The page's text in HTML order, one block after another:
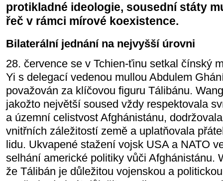
protikladné ideologie, sousední státy
řeč v rámci mírové koexistence.
Bilaterální jednání na nejvyšší úrovni
28. července se v Tchien-ťinu setkal čínský
Yi s delegací vedenou mullou Abdulem
považován za klíčovou figuru Tálibánu.
jakožto největší soused vždy respektovala
a územní celistvost Afghánistánu,
vnitřních záležitostí země a uplatňovala
lidu. Ukvapené stažení vojsk USA a NATO
selhání americké politiky vůči Afghánistánu.
že Tálibán je důležitou vojenskou a